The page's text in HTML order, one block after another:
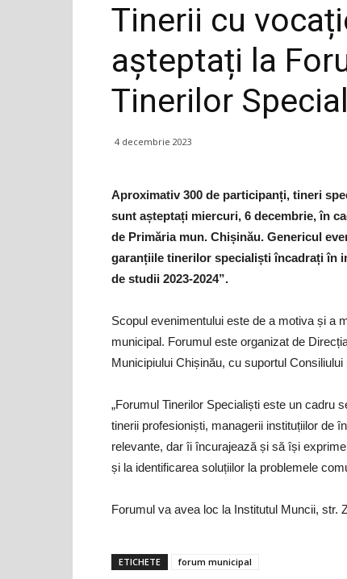
Tinerii cu
așteptați la
Tinerilor
4 decembrie 2023
Aproximativ 300 de participanți, tineri
sunt așteptați miercuri, 6 decembrie, în
de Primăria mun. Chișinău. Genericul
garanțiile tinerilor specialiști încadrați în
de studii 2023-2024”.
Scopul evenimentului este de a motiva și a
municipal. Forumul este organizat de
Municipiului Chișinău, cu suportul
„Forumul Tinerilor Specialiști este un cadru
tinerii profesioniști, managerii instituțiilor de
relevante, dar îi încurajează și să își
și la identificarea soluțiilor la problemele
Forumul va avea loc la Institutul Muncii, str.
ETICHETE forum municipal